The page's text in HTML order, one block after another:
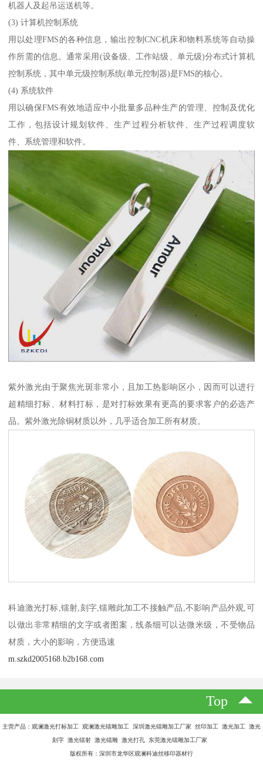
机器人及起吊运送机等。
(3) 计算机控制系统
用以处理FMS的各种信息，输出控制CNC机床和物料系统等自动操
作所需的信息。通常采用(设备级、工作站级、单元级)分布式计算机
控制系统，其中单元级控制系统(单元控制器)是FMS的核心。
(4) 系统软件
用以确保FMS有效地适应中小批量多品种生产的管理、控制及优化
工作，包括设计规划软件、生产过程分析软件、生产过程调度软
件、系统管理和软件。
紫外激光由于聚焦光斑非常小，且加工热影响区小，因而可以进行
超精细打标、材料打标，是对打标效果有更高的要求客户的必选产
品。紫外激光除铜材质以外，几乎适合加工所有材质。
科迪激光打标,镭射,刻字,镭雕此加工不接触产品,不影响产品外观,可
以做出非常精细的文字或者图案，线条细可以达微米级，不受物品
材质，大小的影响，方便迅速
m.szkd2005168.b2b168.com
Top
主营产品：观澜激光打标加工 观澜激光镭雕加工 深圳激光镭雕加工厂家 丝印加工 激光加工 激光
刻字 激光镭射 激光镭雕 激光打孔 东莞激光镭雕加工厂家
版权所有：深圳市龙华区观澜科迪丝移印器材行